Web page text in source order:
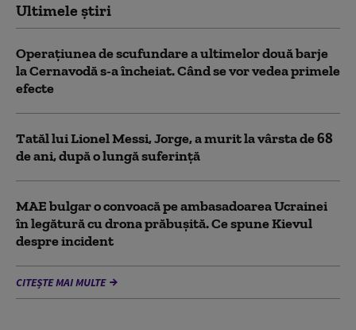
Ultimele știri
Operațiunea de scufundare a ultimelor două barje
la Cernavodă s-a încheiat. Când se vor vedea primele
efecte
Tatăl lui Lionel Messi, Jorge, a murit la vârsta de 68
de ani, după o lungă suferință
MAE bulgar o convoacă pe ambasadoarea Ucrainei
în legătură cu drona prăbuşită. Ce spune Kievul
despre incident
CITEȘTE MAI MULTE